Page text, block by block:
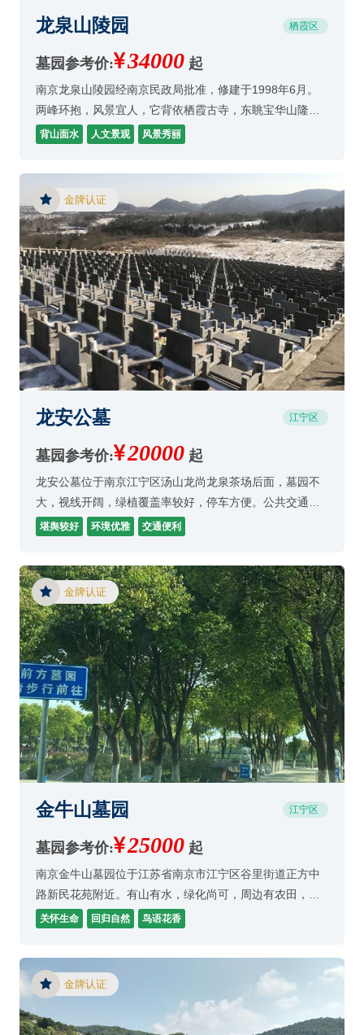
龙泉山陵园 栖霞区
墓园参考价: 34000 起
南京龙泉山陵园经南京民政局批准，修建于1998年6月。
两峰环抱，风景宜人，它背依栖霞古寺，东眺宝华山隆昌
寺，既饱存龙局气脉，又合为游览名胜，是清明理想的踏
背山面水 人文景观 风景秀丽
金牌认证
龙安公墓 江宁区
墓园参考价: 20000 起
龙安公墓位于南京江宁区汤山龙尚龙泉茶场后面，墓园不
大，视线开阔，绿植覆盖率较好，停车方便。公共交通一
般，墓穴整体价格较低，墓园环境优美。
堪舆较好 环境优雅 交通便利
金牌认证
金牛山墓园 江宁区
墓园参考价: 25000 起
南京金牛山墓园位于江苏省南京市江宁区谷里街道正方中
路新民花苑附近。有山有水，绿化尚可，周边有农田，墓
园规模不大。
关怀生命 回归自然 鸟语花香
金牌认证